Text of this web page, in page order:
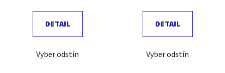
DETAIL
Vyber odstín
DETAIL
Vyber odstín